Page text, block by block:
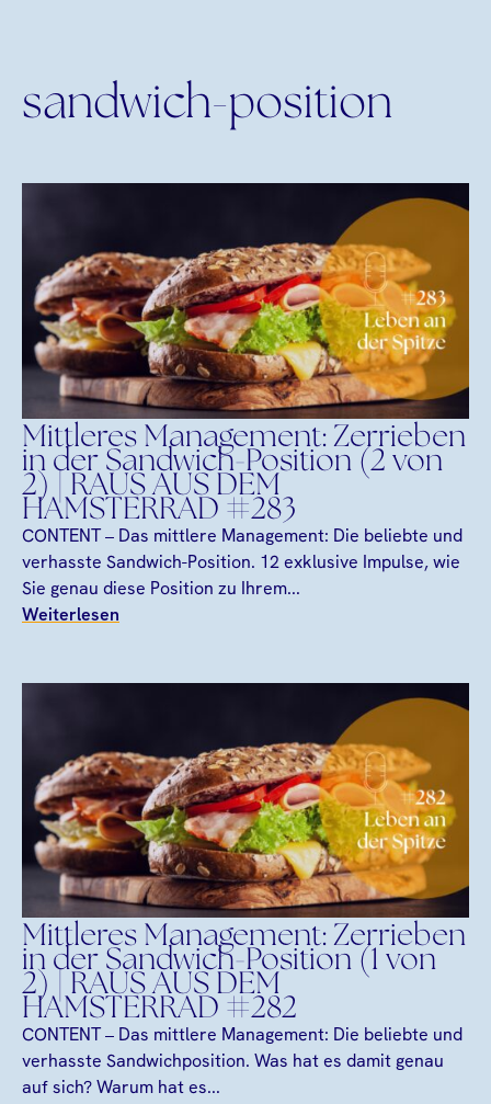
sandwich-position
Mittleres Management: Zerrieben
in der Sandwich-Position (2 von
2) | RAUS AUS DEM
HAMSTERRAD #283
CONTENT – Das mittlere Management: Die beliebte und
verhasste Sandwich-Position. 12 exklusive Impulse, wie
Sie genau diese Position zu Ihrem...
Weiterlesen
Mittleres Management: Zerrieben
in der Sandwich-Position (1 von
2) | RAUS AUS DEM
HAMSTERRAD #282
CONTENT – Das mittlere Management: Die beliebte und
verhasste Sandwichposition. Was hat es damit genau
auf sich? Warum hat es...